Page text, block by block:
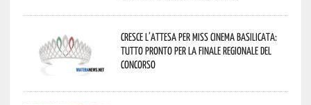
Cresce l’attesa per Miss Cinema Basilicata:
tutto pronto per la finale regionale del
concorso